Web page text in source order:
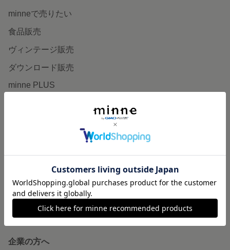
minneで売りたい
食品販売
ヴィンテージ販売
ダウンロード販売
minne PLUS
minne学習帖
ニュース
minneの本
企業の方へ